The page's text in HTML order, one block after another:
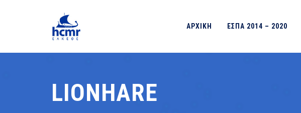
ΑΡΧΙΚΗ ΕΣΠΑ 2014 – 2020
LIONHARE